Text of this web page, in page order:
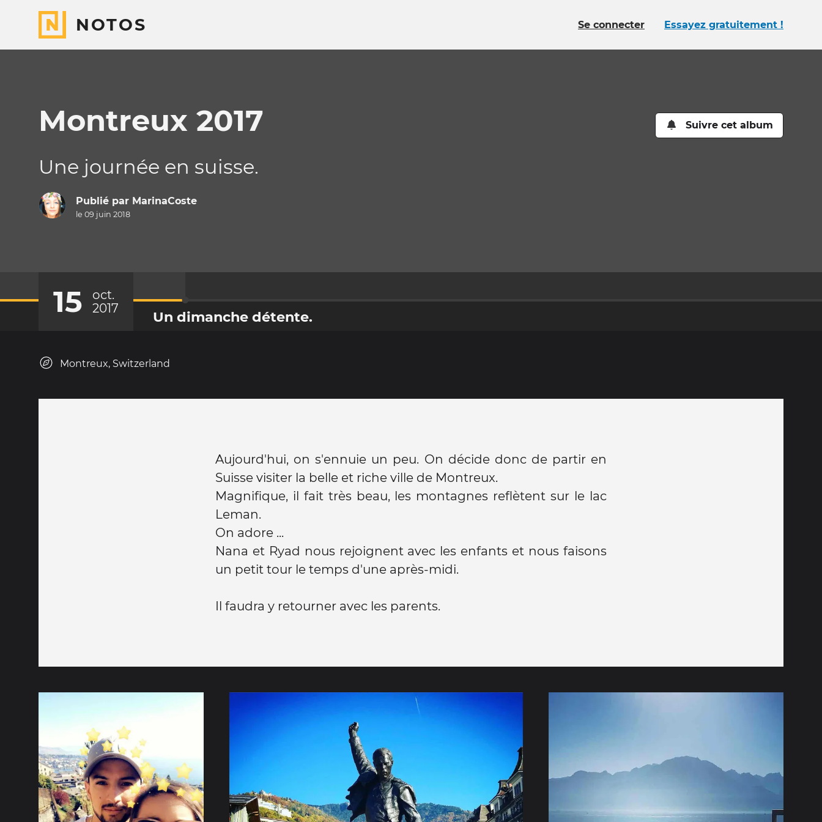
NOTOS Se connecter Essayez gratuitement !
Montreux 2017 Suivre cet album
Une journée en suisse.
Publié par MarinaCoste
le 09 juin 2018
15
oct.
2017
Un dimanche détente.
Montreux, Switzerland
Aujourd'hui, on s'ennuie un peu. On décide donc de partir en
Suisse visiter la belle et riche ville de Montreux.
Magnifique, il fait très beau, les montagnes reflètent sur le lac
Leman.
On adore ...
Nana et Ryad nous rejoignent avec les enfants et nous faisons
un petit tour le temps d'une après-midi.
Il faudra y retourner avec les parents.